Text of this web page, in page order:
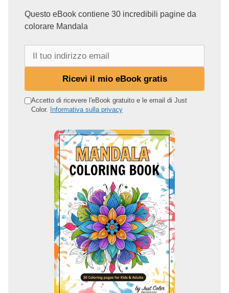
Questo eBook contiene 30 incredibili pagine da
colorare Mandala
o
Ricevi il mio eBook gratis
Accetto di ricevere l'eBook gratuito e le email di Just
Color. Informativa sulla privacy